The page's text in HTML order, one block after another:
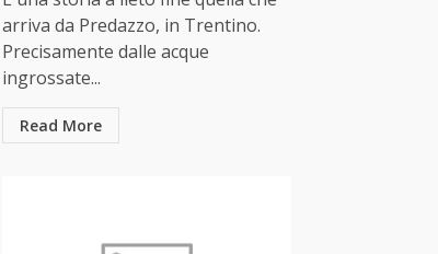
arriva da Predazzo, in Trentino.
Precisamente dalle acque
ingrossate...
Read More